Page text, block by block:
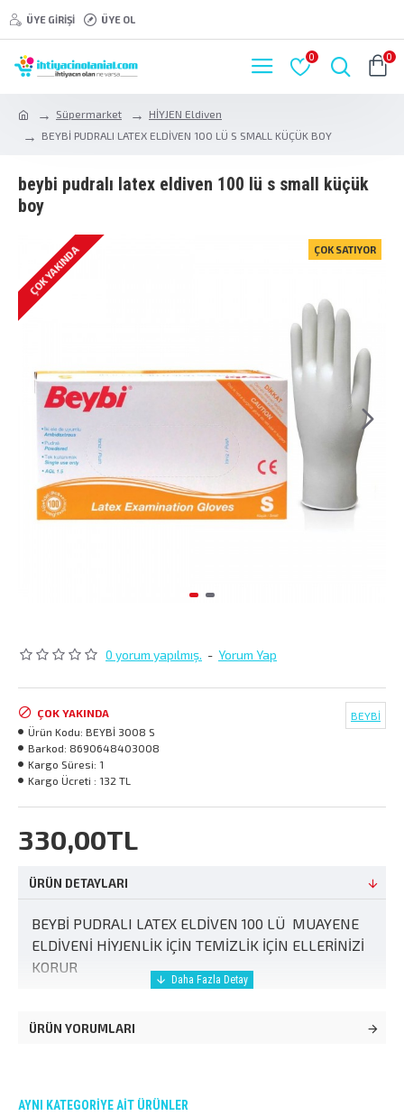
ÜYE GIRIŞI ÜYE OL
0 0
Süpermarket
HİYJEN Eldiven
BEYBİ PUDRALI LATEX ELDİVEN 100 LÜ S SMALL KÜÇÜK BOY
beybi̇ pudrali latex eldi̇ven 100 lü s small küçük
boy
ÇOK SATIYOR
ÇOK YAKINDA
0 yorum yapılmış. - Yorum Yap
330,00TL
ÇOK YAKINDA
Ürün Kodu: BEYBİ 3008 S
Barkod: 8690648403008
Kargo Süresi: 1
Kargo Ücreti : 132 TL
BEYBİ
ÜRÜN DETAYLARI
BEYBİ PUDRALI LATEX ELDİVEN 100 LÜ MUAYENE
ELDİVENİ HİYJENLİK İÇİN TEMİZLİK İÇİN ELLERİNİZİ
KORUR
ÜRÜN YORUMLARI
AYNI KATEGORIYE AIT ÜRÜNLER